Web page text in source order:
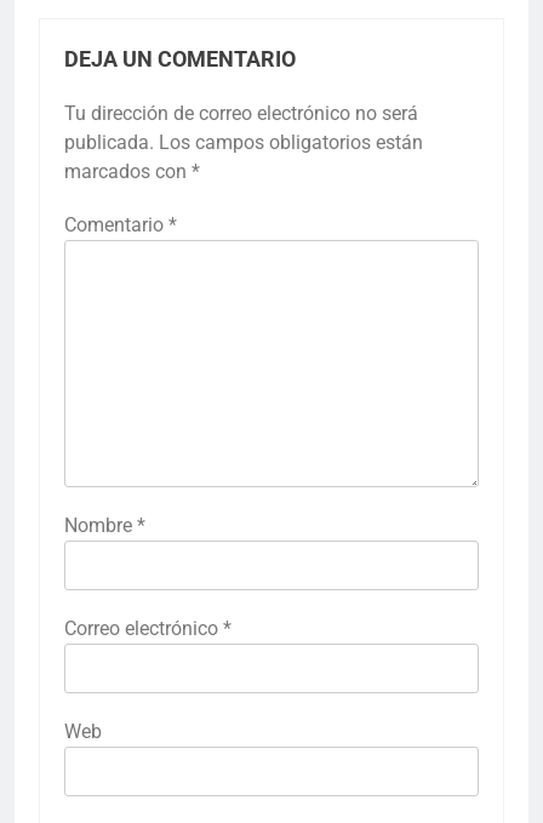
DEJA UN COMENTARIO
Tu dirección de correo electrónico no será
publicada. Los campos obligatorios están
marcados con *
Comentario *
Nombre *
Correo electrónico *
Web